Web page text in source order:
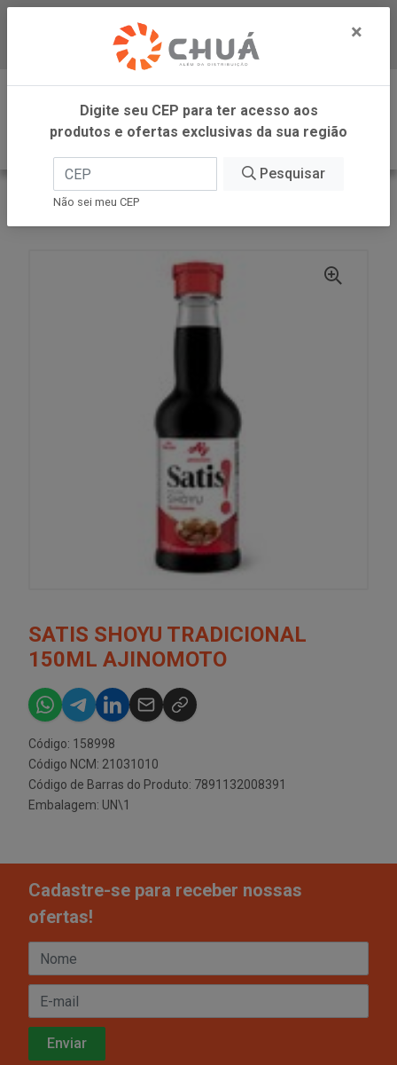
Baixe já nosso APP
0
INÍCIO
AJINOMOTO
SATIS SHOYU TRADICIONAL
150ML AJINOMOTO
Código: 158998
Código NCM: 21031010
Código de Barras do Produto: 7891132008391
Embalagem: UN\1
Cadastre-se para receber nossas
ofertas!
×
Digite seu CEP para ter acesso aos
produtos e ofertas exclusivas da sua região
Pesquisar
Não sei meu CEP